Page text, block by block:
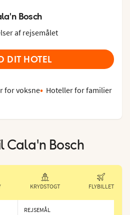
Bosch
af rejsemålet
DIT HOTEL
for voksne
Hoteller for familier
Cala'n Bosch
KRYDSTOGT FLYBILLET
REJSEMÅL